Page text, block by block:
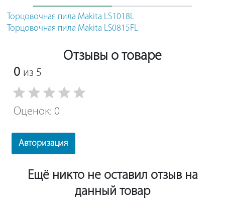
Торцовочная пила Makita LS1018L
Торцовочная пила Makita LS0815FL
Отзывы о товаре
0 из 5
Оценок: 0
Авторизация
Ещё никто не оставил отзыв на
данный товар